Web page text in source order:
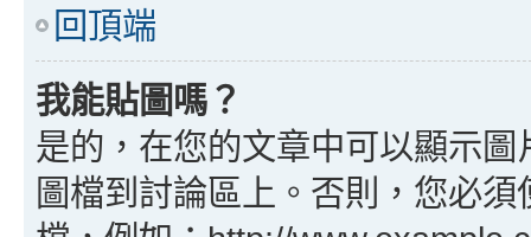
回頂端
我能貼圖嗎？
是的，在您的文章中可以顯示
圖檔到討論區上。否則，您必